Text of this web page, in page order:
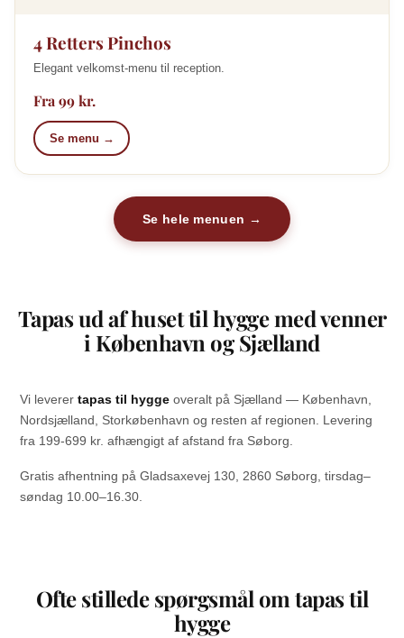
4 Retters Pinchos
Elegant velkomst-menu til reception.
Fra 99 kr.
Se menu →
Se hele menuen →
Tapas ud af huset til hygge med venner
i København og Sjælland
Vi leverer tapas til hygge overalt på Sjælland — København,
Nordsjælland, Storkøbenhavn og resten af regionen. Levering
fra 199-699 kr. afhængigt af afstand fra Søborg.
Gratis afhentning på Gladsaxevej 130, 2860 Søborg, tirsdag–
søndag 10.00–16.30.
Ofte stillede spørgsmål om tapas til
hygge